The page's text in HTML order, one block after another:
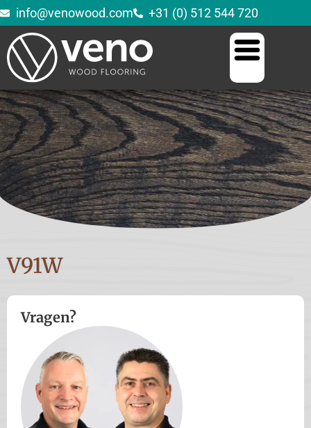
info@venowood.com +31 (0) 512 544 720
V91W
Vragen?